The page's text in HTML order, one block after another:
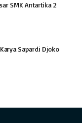
SMK Antartika 2
Sapardi Djoko